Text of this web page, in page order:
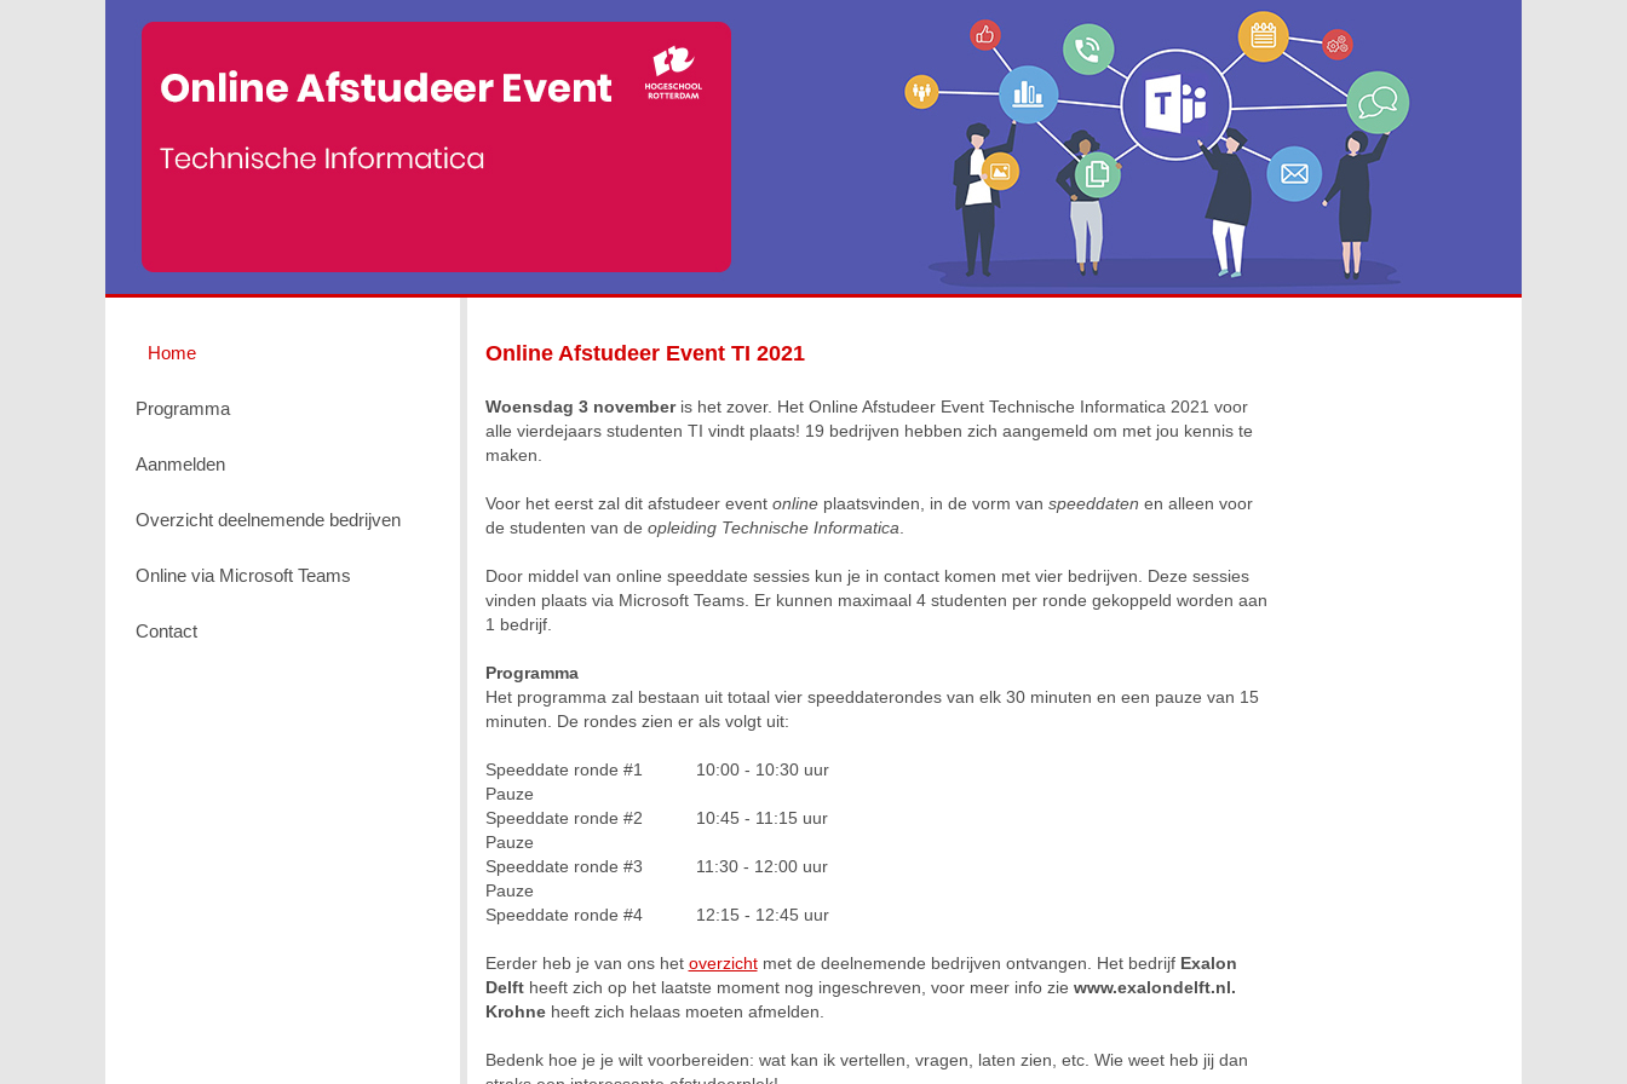
Home
Programma
Aanmelden
Overzicht deelnemende bedrijven
Online via Microsoft Teams
Contact
Online Afstudeer Event TI 2021
Woensdag 3 november is het zover. Het Online Afstudeer Event Technische Informatica 2021 voor
alle vierdejaars studenten TI vindt plaats! 19 bedrijven hebben zich aangemeld om met jou kennis te
maken.
Voor het eerst zal dit afstudeer event onlineplaatsvinden, in de vorm van speeddaten en alleen voor
de studenten van de opleiding Technische Informatica
Door middel van online speeddate sessies kun je in contact komen met vier bedrijven. Deze sessies
vinden plaats via Microsoft Teams. Er kunnen maximaal 4 studenten per ronde gekoppeld worden aan
1 bedrijf.
Programma
Het programma zal bestaan uit totaal vier speeddaterondes van elk 30 minuten en een pauze van 15
minuten. De rondes zien er als volgt uit:
Speeddate ronde #1 10:00 - 10:30 uur
Pauze
Speeddate ronde #2 10:45 - 11:15 uur
Pauze
Speeddate ronde #3 11:30 - 12:00 uur
Pauze
Speeddate ronde #4 12:15 - 12:45 uur
Eerder heb je van ons het overzichtmet de deelnemende bedrijven ontvangen. Het bedrijf Exalon
Delftheeft zich op het laatste moment nog ingeschreven, voor meer info zie www.exalondelft.nl.
Krohneheeft zich helaas moeten afmelden.
Bedenk hoe je je wilt voorbereiden: wat kan ik vertellen, vragen, laten zien, etc. Wie weet heb jij dan